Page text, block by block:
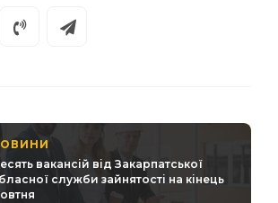
вакансій від Закарпатської
служби зайнятості на кінець